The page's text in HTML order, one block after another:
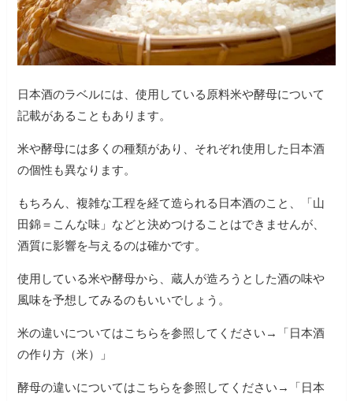
日本酒のラベルには、使用している原料米や酵母について
記載があることもあります。
米や酵母には多くの種類があり、それぞれ使用した日本酒
の個性も異なります。
もちろん、複雑な工程を経て造られる日本酒のこと、「山
田錦＝こんな味」などと決めつけることはできませんが、
酒質に影響を与えるのは確かです。
使用している米や酵母から、蔵人が造ろうとした酒の味や
風味を予想してみるのもいいでしょう。
米の違いについてはこちらを参照してください→「日本酒
の作り方（米）」
酵母の違いについてはこちらを参照してください→「日本